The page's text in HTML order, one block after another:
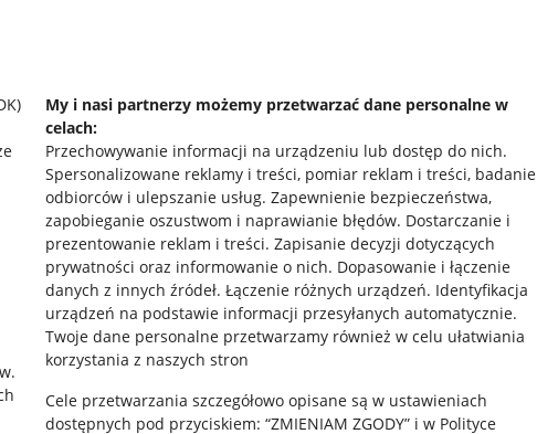
My i nasi partnerzy możemy przetwarzać dane personalne w
celach:
Przechowywanie informacji na urządzeniu lub dostęp do nich.
Spersonalizowane reklamy i treści, pomiar reklam i treści, badanie
odbiorców i ulepszanie usług. Zapewnienie bezpieczeństwa,
zapobieganie oszustwom i naprawianie błędów. Dostarczanie i
prezentowanie reklam i treści. Zapisanie decyzji dotyczących
prywatności oraz informowanie o nich. Dopasowanie i łączenie
danych z innych źródeł. Łączenie różnych urządzeń. Identyfikacja
urządzeń na podstawie informacji przesyłanych automatycznie.
Twoje dane personalne przetwarzamy również w celu ułatwiania
korzystania z naszych stron
Cele przetwarzania szczegółowo opisane są w ustawieniach
dostępnych pod przyciskiem: “ZMIENIAM ZGODY” i w Polityce
Pobierz aplikację